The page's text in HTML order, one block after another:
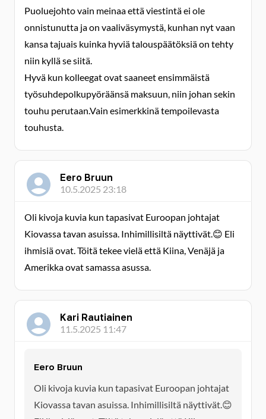
Puoluejohto vain meinaa että viestintä ei ole
onnistunutta ja on vaaliväsymystä, kunhan nyt vaan
kansa tajuais kuinka hyviä talouspäätöksiä on tehty
niin kyllä se siitä.
Hyvä kun kolleegat ovat saaneet ensimmäistä
työsuhdepolkupyöräänsä maksuun, niin johan sekin
touhu perutaan.Vain esimerkkinä tempoilevasta
touhusta.
Eero Bruun
10.5.2025 23:18
Oli kivoja kuvia kun tapasivat Euroopan johtajat
Kiovassa tavan asuissa. Inhimillisiltä näyttivät.😊 Eli
ihmisiä ovat. Töitä tekee vielä että Kiina, Venäjä ja
Amerikka ovat samassa asussa.
Kari Rautiainen
11.5.2025 11:47
Eero Bruun
Oli kivoja kuvia kun tapasivat Euroopan johtajat
Kiovassa tavan asuissa. Inhimillisiltä näyttivät.😊